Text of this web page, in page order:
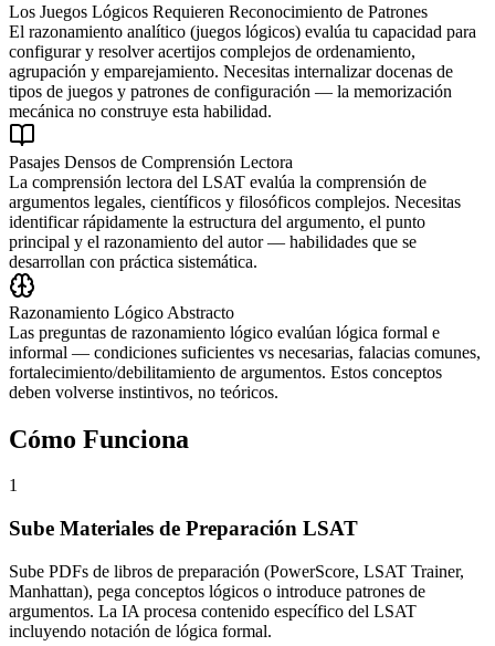
Los Juegos Lógicos Requieren Reconocimiento de Patrones
El razonamiento analítico (juegos lógicos) evalúa tu capacidad para
configurar y resolver acertijos complejos de ordenamiento,
agrupación y emparejamiento. Necesitas internalizar docenas de
tipos de juegos y patrones de configuración — la memorización
mecánica no construye esta habilidad.
Pasajes Densos de Comprensión Lectora
La comprensión lectora del LSAT evalúa la comprensión de
argumentos legales, científicos y filosóficos complejos. Necesitas
identificar rápidamente la estructura del argumento, el punto
principal y el razonamiento del autor — habilidades que se
desarrollan con práctica sistemática.
Razonamiento Lógico Abstracto
Las preguntas de razonamiento lógico evalúan lógica formal e
informal — condiciones suficientes vs necesarias, falacias comunes,
fortalecimiento/debilitamiento de argumentos. Estos conceptos
deben volverse instintivos, no teóricos.
Cómo Funciona
1
Sube Materiales de Preparación LSAT
Sube PDFs de libros de preparación (PowerScore, LSAT Trainer,
Manhattan), pega conceptos lógicos o introduce patrones de
argumentos. La IA procesa contenido específico del LSAT
incluyendo notación de lógica formal.